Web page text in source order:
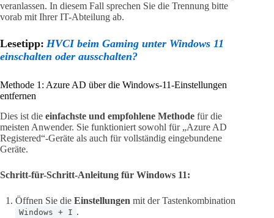
veranlassen. In diesem Fall sprechen Sie die Trennung bitte
vorab mit Ihrer IT-Abteilung ab.
Lesetipp: HVCI beim Gaming unter Windows 11
einschalten oder ausschalten?
Methode 1: Azure AD über die Windows-11-Einstellungen
entfernen
Dies ist die einfachste und empfohlene Methode für die
meisten Anwender. Sie funktioniert sowohl für „Azure AD
Registered“-Geräte als auch für vollständig eingebundene
Geräte.
Schritt-für-Schritt-Anleitung für Windows 11:
Öffnen Sie die Einstellungen mit der Tastenkombination
Windows + I .